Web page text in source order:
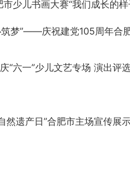
少儿书画大赛“我们成长的
梦”——庆祝建党105周年合
“六一”少儿文艺专场 演出评
遗产日”合肥市主场宣传展